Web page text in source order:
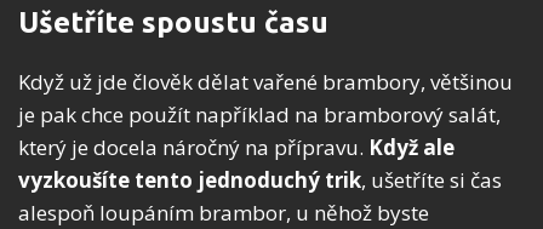
Ušetříte spoustu času
Když už jde člověk dělat vařené brambory, většinou
je pak chce použít například na bramborový salát,
který je docela náročný na přípravu. Když ale
vyzkoušíte tento jednoduchý trik, ušetříte si čas
alespoň loupáním brambor, u něhož byste